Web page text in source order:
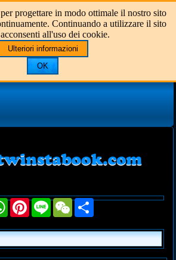
progettare in modo ottimale il nostro sito
Continuando a utilizzare il sito
all'uso dei cookie.
Ulteriori informazioni
OK
WhatsAppPinterest
Line WeChatShare